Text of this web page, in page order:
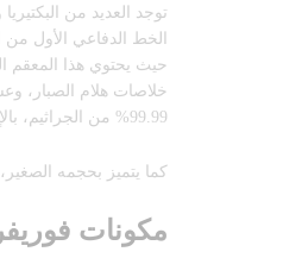
توجد العديد من
الخط الدفاعي الأول من
حيث يحتوي هذا المعقم
خلاصات هلام الصبار،
99.99% من الجراثيم، بالإضافة إلى دوره في تنعيم البشرة وترطيبها ليمنحها شعورًا بالانتعاش والنظافة والترطيب.
كما يتميز بحجمه
مكونات